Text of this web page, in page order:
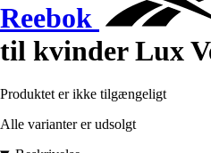
Reebok
til kvinder Lux
Produktet er ikke tilgængeligt
Alle varianter er udsolgt